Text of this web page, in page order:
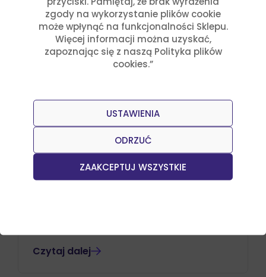
zgody na wykorzystanie plików cookie
może wpłynąć na funkcjonalności Sklepu.
Więcej informacji można uzyskać,
zapoznając się z naszą Polityka plików
cookies.”
ZAAKCEPTUJ WSZYSTKIE
ODRZUĆ
USTAWIENIA
Czytaj dalej